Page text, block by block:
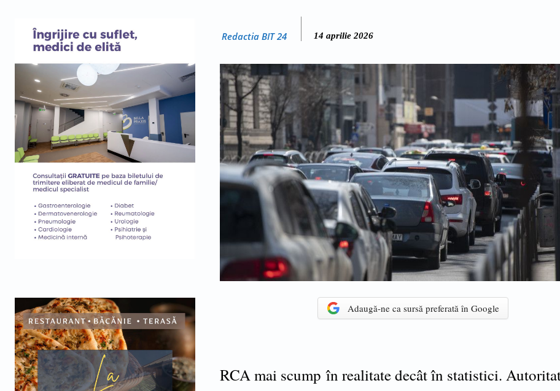
Redactia BIT 24 14 aprilie 2026
Adaugă-ne ca sursă preferată în Google
RCA mai scump în realitate decât în statistici.